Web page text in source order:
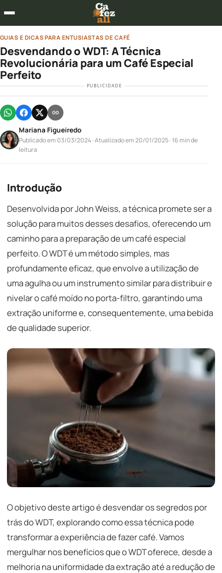
GUIAS E DICAS PARA ENTUSIASTAS DE CAFÉ
Desvendando o WDT: A Técnica
Revolucionária para um Café Especial
Perfeito
PUBLICIDADE
Mariana Figueiredo
Publicado em 03/03/2024·Atualizado em 20/01/2025· 16 min de
leitura
Introdução
Desenvolvida por John Weiss, a técnica promete ser a
solução para muitos desses desafios, oferecendo um
caminho para a preparação de um café especial
perfeito. O WDT é um método simples, mas
profundamente eficaz, que envolve a utilização de
uma agulha ou um instrumento similar para distribuir e
nivelar o café moído no porta-filtro, garantindo uma
extração uniforme e, consequentemente, uma bebida
de qualidade superior.
O objetivo deste artigo é desvendar os segredos por
trás do WDT, explorando como essa técnica pode
transformar a experiência de fazer café. Vamos
mergulhar nos benefícios que o WDT oferece, desde a
melhoria na uniformidade da extração até a redução de